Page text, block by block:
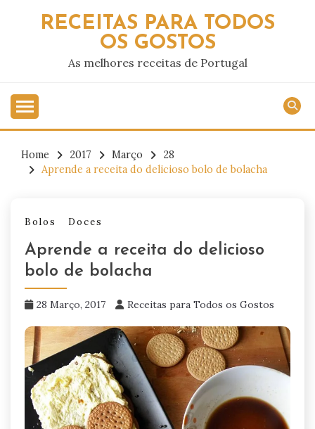
RECEITAS PARA TODOS
OS GOSTOS
As melhores receitas de Portugal
Home 2017 Março
28
Aprende a receita do delicioso bolo de bolacha
Bolos Doces
Aprende a receita do delicioso
bolo de bolacha
28 Março, 2017 Receitas para Todos os Gostos